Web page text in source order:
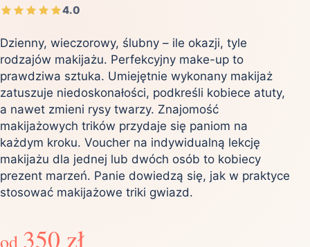
4.0
Dzienny, wieczorowy, ślubny – ile okazji, tyle
rodzajów makijażu. Perfekcyjny make-up to
prawdziwa sztuka. Umiejętnie wykonany makijaż
zatuszuje niedoskonałości, podkreśli kobiece atuty,
a nawet zmieni rysy twarzy. Znajomość
makijażowych trików przydaje się paniom na
każdym kroku. Voucher na indywidualną lekcję
makijażu dla jednej lub dwóch osób to kobiecy
prezent marzeń. Panie dowiedzą się, jak w praktyce
stosować makijażowe triki gwiazd.
od 350 zł